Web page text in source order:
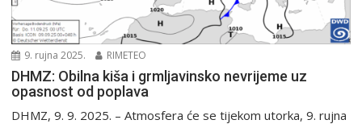
9. rujna 2025. RIMETEO
DHMZ: Obilna kiša i grmljavinsko nevrijeme uz
opasnost od poplava
DHMZ, 9. 9. 2025. – Atmosfera će se tijekom utorka, 9. rujna